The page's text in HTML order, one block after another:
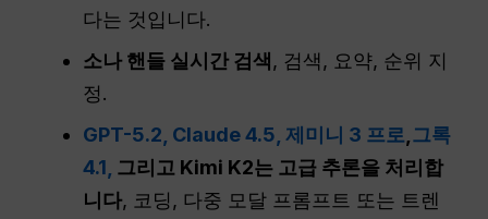
다는 것입니다.
소나 핸들 실시간 검색 , 검색, 요약, 순위 지
정.
GPT-5.2, Claude 4.5,제미니 3 프로,그록
4.1, 그리고 Kimi K2는 고급 추론을 처리합
니다, 코딩, 다중 모달 프롬프트 또는 트렌